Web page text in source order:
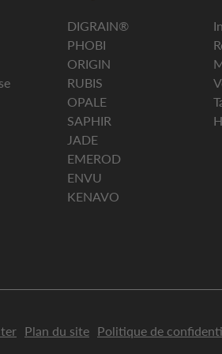
DIGRAIN®
PHOBI
ORIGIN
RUBIS
OPALE
SAPHIR
JADE
EMEROD
ENVU
KENAVO
Plan du site Politique de
garantissant la conformité avec